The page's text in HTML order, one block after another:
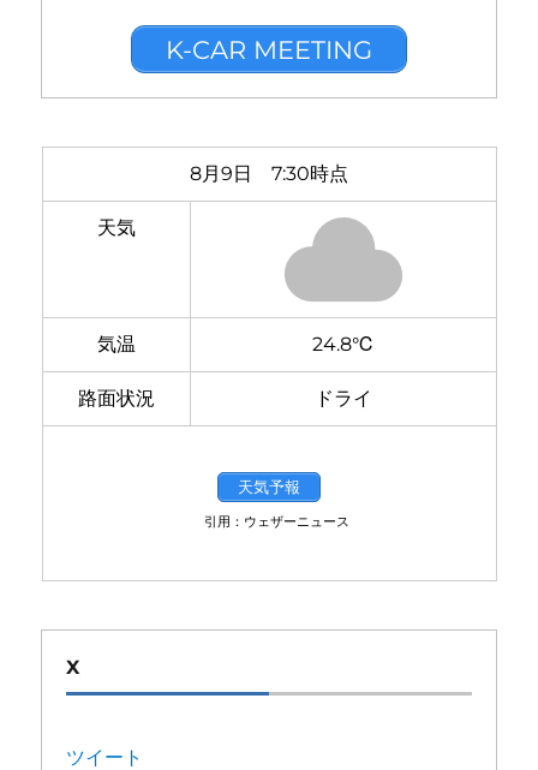
K-CAR MEETING
8月9日 7:30時点
天気
気温 24.8℃
路面状況 ドライ
天気予報
引用：ウェザーニュース
X
ツイート